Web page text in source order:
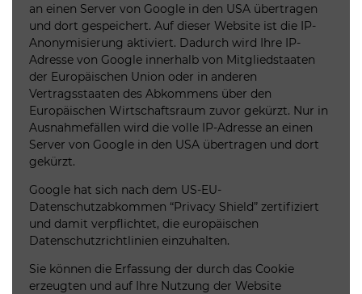
an einen Server von Google in den USA übertragen
und dort gespeichert. Auf dieser Website ist die IP-
Anonymisierung aktiviert. Dadurch wird Ihre IP-
Adresse von Google innerhalb von Mitgliedstaaten
der Europäischen Union oder in anderen
Vertragsstaaten des Abkommens über den
Europäischen Wirtschaftsraum zuvor gekürzt. Nur in
Ausnahmefällen wird die volle IP-Adresse an einen
Server von Google in den USA übertragen und dort
gekürzt.
Google hat sich nach dem US-EU-
Datenschutzabkommen “Privacy Shield” zertifiziert
und damit verpflichtet, die europäischen
Datenschutzrichtlinien einzuhalten.
Sie können die Erfassung der durch das Cookie
erzeugten und auf Ihre Nutzung der Website